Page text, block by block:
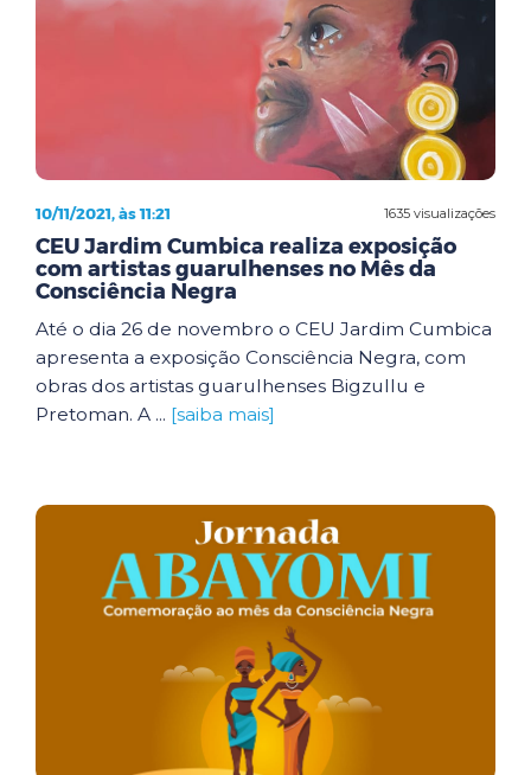
1635 visualizações
10/11/2021, às 11:21
CEU Jardim Cumbica realiza exposição
com artistas guarulhenses no Mês da
Consciência Negra
Até o dia 26 de novembro o CEU Jardim Cumbica
apresenta a exposição Consciência Negra, com
obras dos artistas guarulhenses Bigzullu e
Pretoman. A ... [saiba mais]